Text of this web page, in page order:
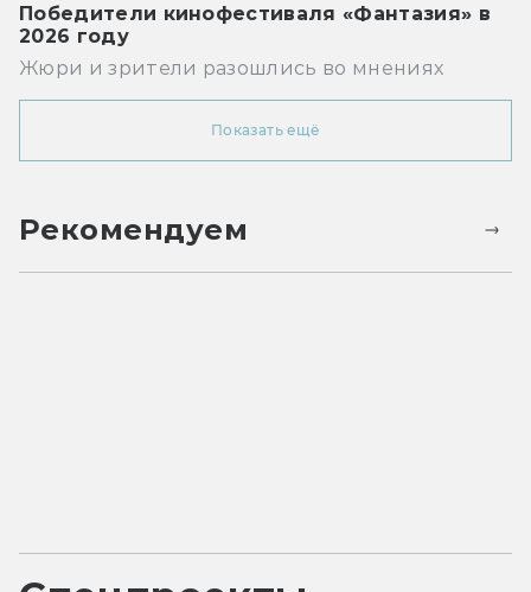
Победители кинофестиваля «Фантазия» в
2026 году
Жюри и зрители разошлись во мнениях
Показать ещё
Рекомендуем